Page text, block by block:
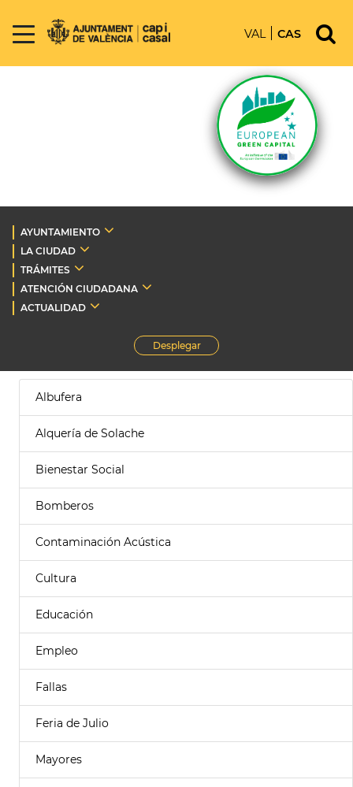
VAL CAS
AYUNTAMIENTO
LA CIUDAD
TRÁMITES
ATENCIÓN CIUDADANA
ACTUALIDAD
Desplegar
Albufera
Alquería de Solache
Bienestar Social
Bomberos
Contaminación Acústica
Cultura
Educación
Empleo
Fallas
Feria de Julio
Mayores